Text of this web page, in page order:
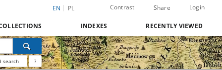
EN PL Contrast Share Login
INDEXES RECENTLY VIEWED
search ?